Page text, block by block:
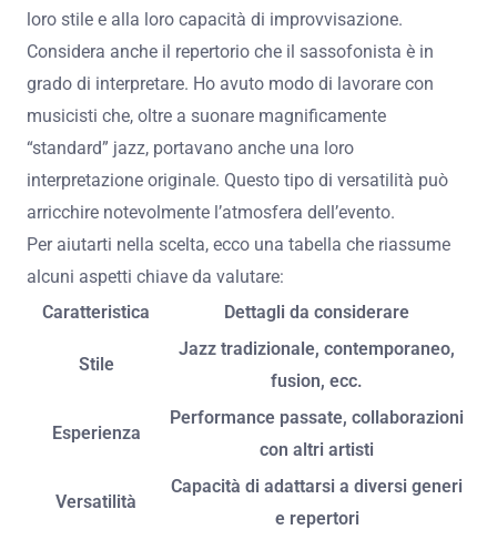
loro stile e alla loro capacità di improvvisazione.
Considera anche il repertorio che il sassofonista è in
grado di interpretare. Ho avuto modo di lavorare con
musicisti che, oltre a suonare magnificamente
“standard” jazz, portavano anche una loro
interpretazione originale. Questo tipo di versatilità può
arricchire notevolmente l’atmosfera dell’evento.
Per aiutarti nella scelta, ecco una tabella che riassume
alcuni aspetti chiave da valutare:
Caratteristica
Dettagli da considerare
Stile
Jazz tradizionale, contemporaneo,
fusion, ecc.
Esperienza
Performance passate, collaborazioni
con altri artisti
Versatilità
Capacità di adattarsi a diversi generi
e repertori